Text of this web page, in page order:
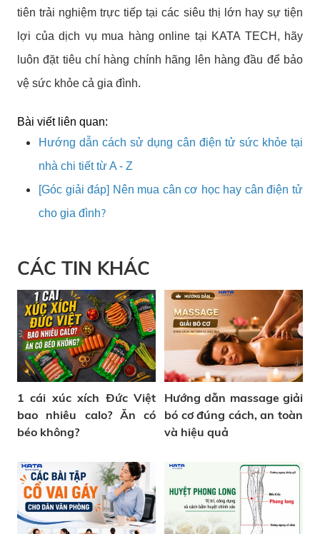
tiên trải nghiệm trực tiếp tại các siêu thị lớn hay sự tiện
lợi của dịch vụ mua hàng online tại KATA TECH, hãy
luôn đặt tiêu chí hàng chính hãng lên hàng đầu để bảo
vệ sức khỏe cả gia đình.
Bài viết liên quan:
Hướng dẫn cách sử dụng cân điện tử sức khỏe tại
nhà chi tiết từ A - Z
[Góc giải đáp] Nên mua cân cơ học hay cân điện tử
cho gia đình?
CÁC TIN KHÁC
1 cái xúc xích Đức Việt
bao nhiêu calo? Ăn có
béo không?
Hướng dẫn massage giải
bó cơ đúng cách, an toàn
và hiệu quả